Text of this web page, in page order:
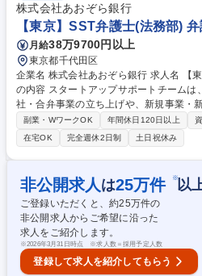
充のため、各分野（不動産、労働、IT、
一緒に追加のひな型を作成したり、修正
士の方からダイレクトに専門的な知識を学べます！ 募集職
務コンテンツ制作】弁護士経験者が在籍/
株式会社あおぞら銀行
【東京】SST弁護士(法務部)
月給38万9700円以上
東京都千代田区
企業名 株式会社あおぞら銀行 求人名 【東京】SST弁護士（法務部） 仕事
の内容 スタートアップサポートチームは
社・合弁事業の立ち上げや、新規事業・
からリーガル・コンプライアンス面でサ
業務内容としては、上記のプロジェクト
け「法令ニュース」配信（動画版もリリ
との情報交換、社内外専門家とのネット
（変更の範囲：当行の指定する業務） 募集職種 【東京】SST弁護士（法
務部）
副業・WワークOK 年間休日120日以上
在宅OK
完全週休2日制 土日祝休み
非公開求人 は25万件 ※以
ご登録いただくと、約25万件の
非公開求人からご希望に沿った
求人をご紹介します。
※2026年3月31日時点 ※求人数＝採用予定人数
登録して求人を紹介してもらう